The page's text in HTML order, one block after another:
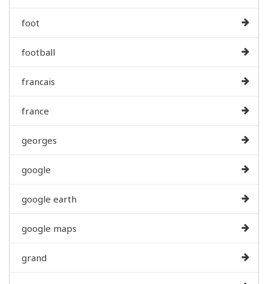
foot
football
francais
france
georges
google
google earth
google maps
grand